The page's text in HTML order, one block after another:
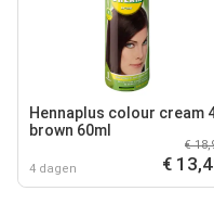
Hennaplus colour cream
brown 60ml
4 dagen
€
€